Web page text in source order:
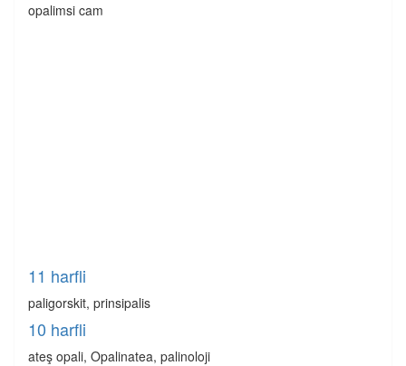
opalimsi cam
11 harfli
paligorskit, prinsipalis
10 harfli
ateş opali, Opalinatea, palinoloji